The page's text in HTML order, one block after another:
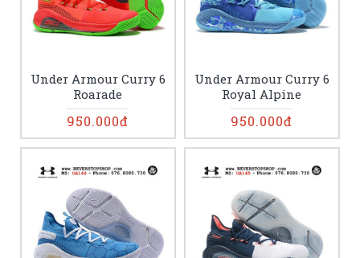
Under Armour Curry 6
Roarade
950.000đ
Under Armour Curry 6
Royal Alpine
950.000đ